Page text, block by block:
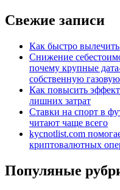
Свежие записи
Как быстро
Снижение
почему крупные
собственную
Как повысить
лишних затрат
Ставки на спорт в
читают чаще всего
kycnotlist.com
криптовалютных
Популяные